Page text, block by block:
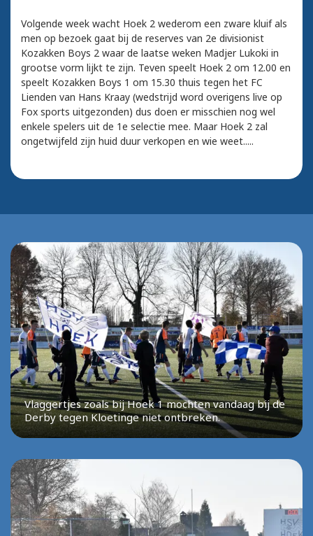
Volgende week wacht Hoek 2 wederom een zware kluif als
men op bezoek gaat bij de reserves van 2e divisionist
Kozakken Boys 2 waar de laatse weken Madjer Lukoki in
grootse vorm lijkt te zijn. Teven speelt Hoek 2 om 12.00 en
speelt Kozakken Boys 1 om 15.30 thuis tegen het FC
Lienden van Hans Kraay (wedstrijd word overigens live op
Fox sports uitgezonden) dus doen er misschien nog wel
enkele spelers uit de 1e selectie mee. Maar Hoek 2 zal
ongetwijfeld zijn huid duur verkopen en wie weet.....
Vlaggertjes zoals bij Hoek 1 mochten vandaag bij de
Derby tegen Kloetinge niet ontbreken.